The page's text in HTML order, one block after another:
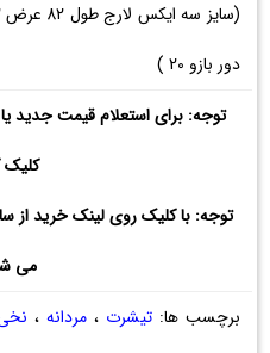
دور بازو 20 )
توجه: برای استعلام قیمت جدید
کلیک
توجه: با کلیک روی لینک خرید از
می
برچسب ها:تیشرت ،مردانه ،